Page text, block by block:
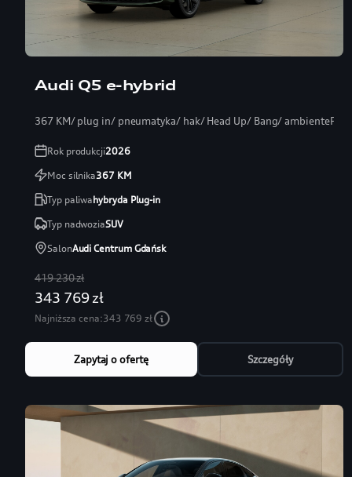
Audi Q5 e-hybrid
367 KM/ plug in/ pneumatyka/ hak/ Head Up/ Bang/ ambientePRO
Rok produkcji2026
Moc silnika367KM
Typ paliwahybryda Plug-in
Typ nadwoziaSUV
SalonAudi Centrum Gdańsk
419 230 zł
343 769 zł
Najniższa cena:343 769 zł
Zapytaj o ofertę Szczegóły